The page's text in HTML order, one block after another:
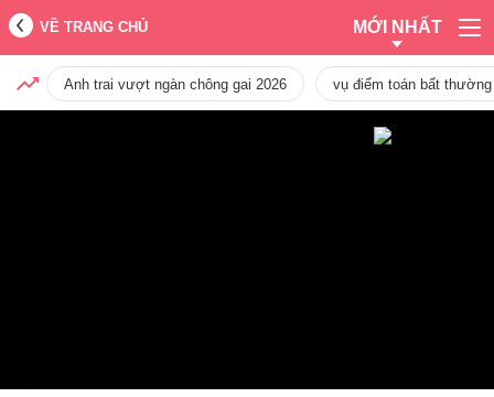
VỀ TRANG CHỦ MỚI NHẤT
Anh trai vượt ngàn chông gai 2026 vụ điểm toán bất